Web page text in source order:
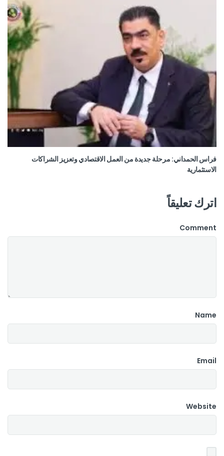
فراس الحمداني: مرحلة جديدة من العمل الاقتصادي وتعزيز الشراكات
الاستثمارية
اترك تعليقاً
Comment
Name
Email
Website